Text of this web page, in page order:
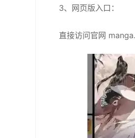
3、网页版入口‌：
直接访问官网